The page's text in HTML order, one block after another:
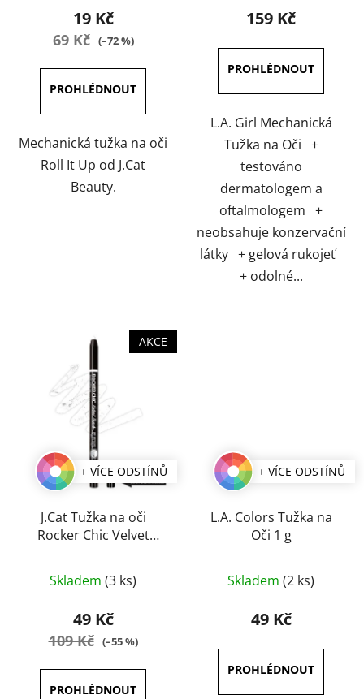
produktu
5
hvězdiček.
19 Kč
69 Kč (–72 %)
Mechanická tužka na oči
Roll It Up od J.Cat
Beauty.
produktu
5,0
z
5
hvězdiček.
159 Kč
L.A. Girl Mechanická
Tužka na Oči +
testováno
dermatologem a
oftalmologem +
neobsahuje konzervační
látky + gelová rukojeť
+ odolné...
AKCE
+ VÍCE ODSTÍNŮ
J.Cat Tužka na oči
Rocker Chic Velvet
hodnocení
produktu
je
Skladem (3 ks)
49 Kč
109 Kč (–55 %)
+ VÍCE ODSTÍNŮ
L.A. Colors Tužka na
Oči 1 g
hodnocení
produktu
5,0
z
Skladem (2 ks)
49 Kč